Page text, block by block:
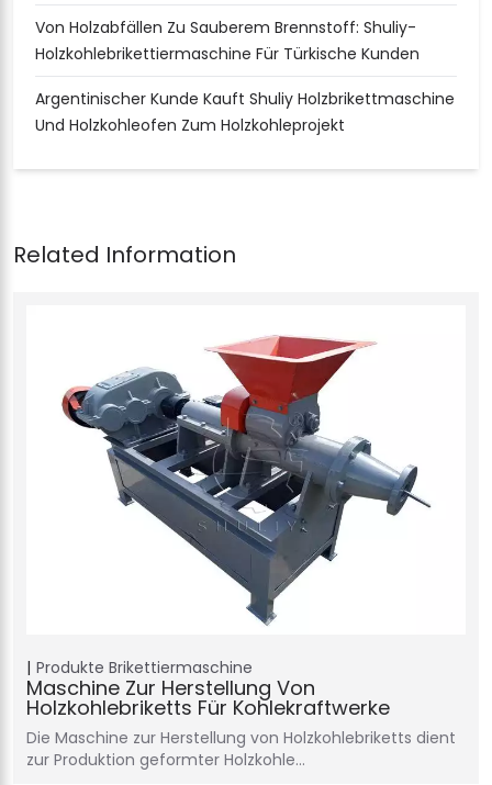
Von Holzabfällen Zu Sauberem Brennstoff: Shuliy-
Holzkohlebrikettiermaschine Für Türkische Kunden
Argentinischer Kunde Kauft Shuliy Holzbrikettmaschine
Und Holzkohleofen Zum Holzkohleprojekt
Produkte Brikettiermaschine
Maschine Zur Herstellung Von
Holzkohlebriketts Für Kohlekraftwerke
Die Maschine zur Herstellung von Holzkohlebriketts dient
zur Produktion geformter Holzkohle…